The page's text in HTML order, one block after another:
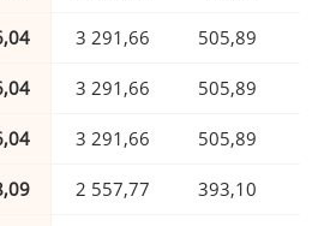
3 291,66 505,89
3 291,66 505,89
3 291,66 505,89
2 557,77 393,10